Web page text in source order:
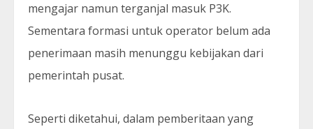
mengajar namun terganjal masuk P3K.
Sementara formasi untuk operator belum ada
penerimaan masih menunggu kebijakan dari
pemerintah pusat.
Seperti diketahui, dalam pemberitaan yang